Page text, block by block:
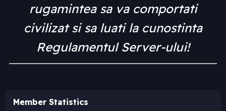
rugamintea sa va comportati
civilizat si sa luati la cunostinta
Regulamentul Server-ului!
Member Statistics